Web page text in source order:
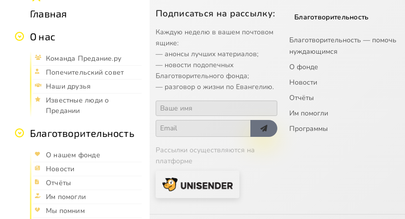
Главная
О нас
Команда Предание.ру
Попечительский совет
Наши друзья
Известные люди о
Предании
Благотворительность
О нашем фонде
Новости
Отчёты
Им помогли
Мы помним
Подписаться на рассылку:
Каждую неделю в вашем почтовом
ящике:
— анонсы лучших материалов;
— новости подопечных
Благотворительного фонда;
— разговор о жизни по Евангелию.
Рассылки осуществляются на
платформе
Благотворительность
Благотворительность — помочь
нуждающимся
О фонде
Новости
Отчёты
Им помогли
Программы